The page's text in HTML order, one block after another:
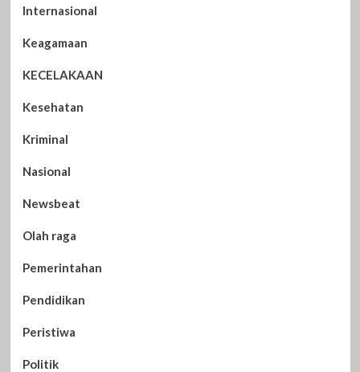
Internasional
Keagamaan
KECELAKAAN
Kesehatan
Kriminal
Nasional
Newsbeat
Olah raga
Pemerintahan
Pendidikan
Peristiwa
Politik